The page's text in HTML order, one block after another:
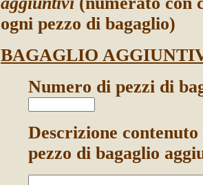
ogni pezzo di bagaglio)
BAGAGLIO
Numero di pezzi di
Descrizione
pezzo di bagaglio